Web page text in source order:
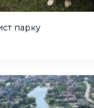
парку